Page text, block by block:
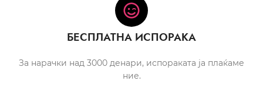
БЕСПЛАТНА ИСПОРАКА
За нарачки над 3000 денари, испораката ја плаќаме
ние.